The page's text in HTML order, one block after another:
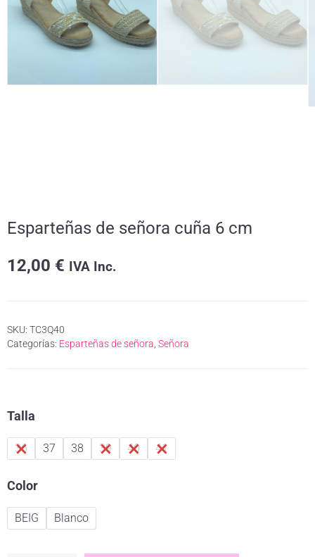
Esparteñas de señora cuña 6 cm
12,00 € IVA Inc.
SKU: TC3Q40
Categorías: Esparteñas de señora, Señora
Talla
36 37 38 39 40 41
Color
BEIG Blanco